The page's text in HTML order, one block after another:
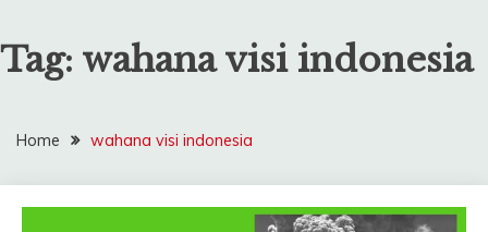
Tag: wahana visi indonesia
Home wahana visi indonesia